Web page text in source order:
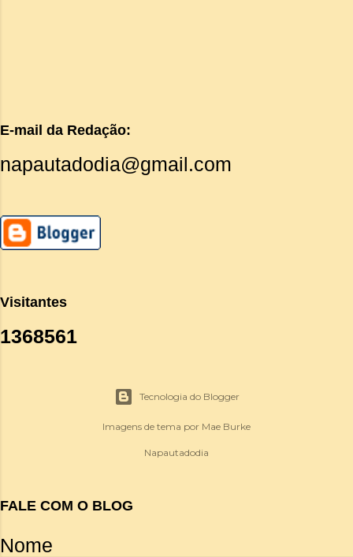
E-mail da Redação:
napautadodia@gmail.com
Visitantes
1368561
Tecnologia do Blogger
Imagens de tema por Mae Burke
Napautadodia
FALE COM O BLOG
Nome